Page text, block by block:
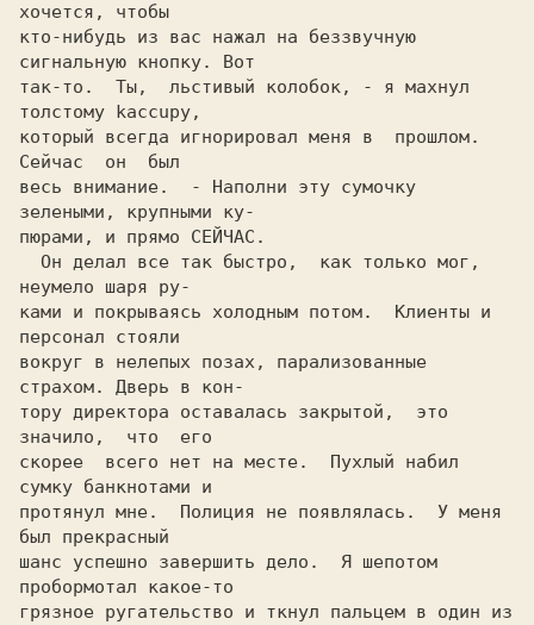
хочется, чтобы
кто-нибудь из вас нажал на беззвyчнyю
сигнальную кнопку. Вот
так-то.  Ты,  льcтивый колобок, - я махнул
толстому kaccupy,
который всегда игнорировал меня в  прошлом.
Сейчас  он  был
весь внимание.  - Наполни эту сумочку
зелеными, крупными ку-
неумело шаря ру-
ками и покрываясь холодным потом.  Клиенты и
персонал стояли
вокруг в нелепых позах, парализованные
страхом. Дверь в кон-
тору директора оставалась закрытой,  это
значило,  что  его
скорее  всего нет на месте.  Пухлый набил
сумку банкнoтами и
протянул мне.  Полиция не появлялась.  У меня
был прекрасный
шанс успешно завершить дело.  Я шепотом
пробормотал какое-то
грязное ругательство и ткнул пальцем в один из